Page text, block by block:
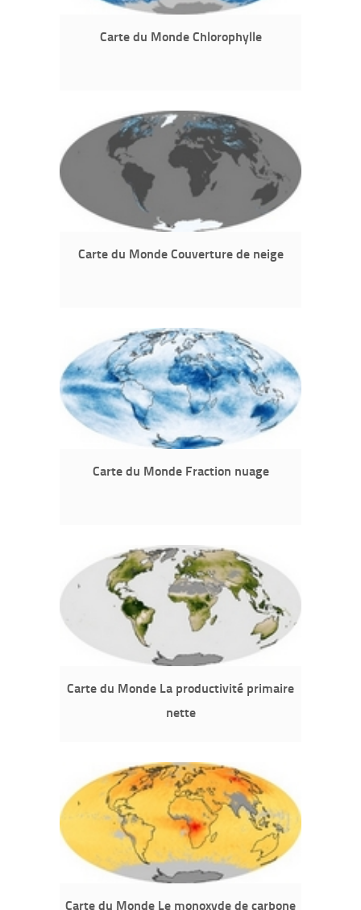
Carte du Monde Chlorophylle
Carte du Monde Couverture de neige
Carte du Monde Fraction nuage
Carte du Monde La productivité primaire
nette
Carte du Monde Le monoxyde de carbone